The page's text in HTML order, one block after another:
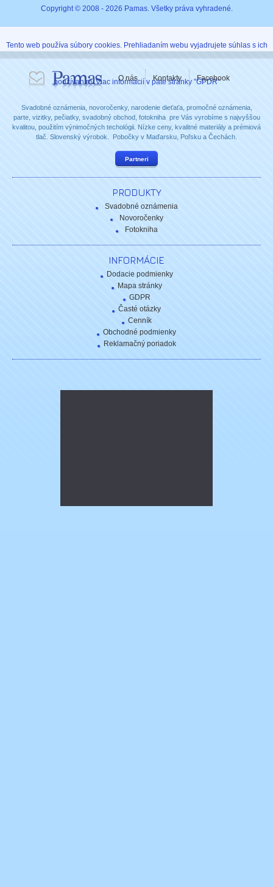
Copyright © 2008 - 2026 Pamas. Všetky práva vyhradené.
Tento web používa súbory cookies. Prehliadaním webu vyjadrujete súhlas s ich
používaním. Viac informácií v päte stránky "GPDR"
O nás Kontakty Facebook
Svadobné oznámenia, novoročenky, narodenie dieťaťa, promočné oznámenia,
parte, vizitky, pečiatky, svadobný obchod, fotokniha pre Vás vyrobíme s najvyššou
kvalitou, použitím výnimočných techológii. Nízke ceny, kvalitné materiály a prémiová
tlač. Slovenský výrobok. Pobočky v Maďarsku, Poľsku a Čechách.
Partneri
PRODUKTY
Svadobné oznámenia
Novoročenky
Fotokniha
INFORMÁCIE
Dodacie podmienky
Mapa stránky
GDPR
Časté otázky
Cenník
Obchodné podmienky
Reklamačný poriadok